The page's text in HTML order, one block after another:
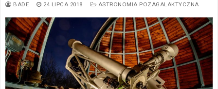
BADE 24 LIPCA 2018 ASTRONOMIA POZAGALAKTYCZNA